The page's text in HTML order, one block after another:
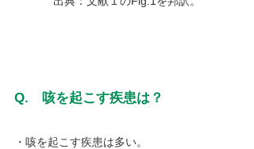
Q.　咳を起こす疾患は？
・咳を起こす疾患は多い。